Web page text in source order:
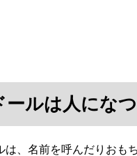
ールは人にな
は、名前を呼んだりおも